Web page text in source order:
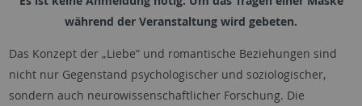
während der Veranstaltung wird gebeten.
Das Konzept der „Liebe“ und romantische Beziehungen sind
nicht nur Gegenstand psychologischer und soziologischer,
sondern auch neurowissenschaftlicher Forschung. Die